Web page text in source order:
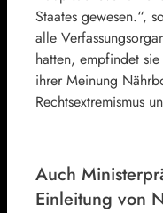
Staates gewesen.“,
alle
hatten, empfindet
ihrer Meinung
Rechtsextremismus
Auch
Einleitung von